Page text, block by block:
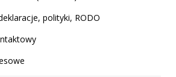
polityki, RODO